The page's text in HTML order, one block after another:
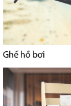
Ghế hồ bơi